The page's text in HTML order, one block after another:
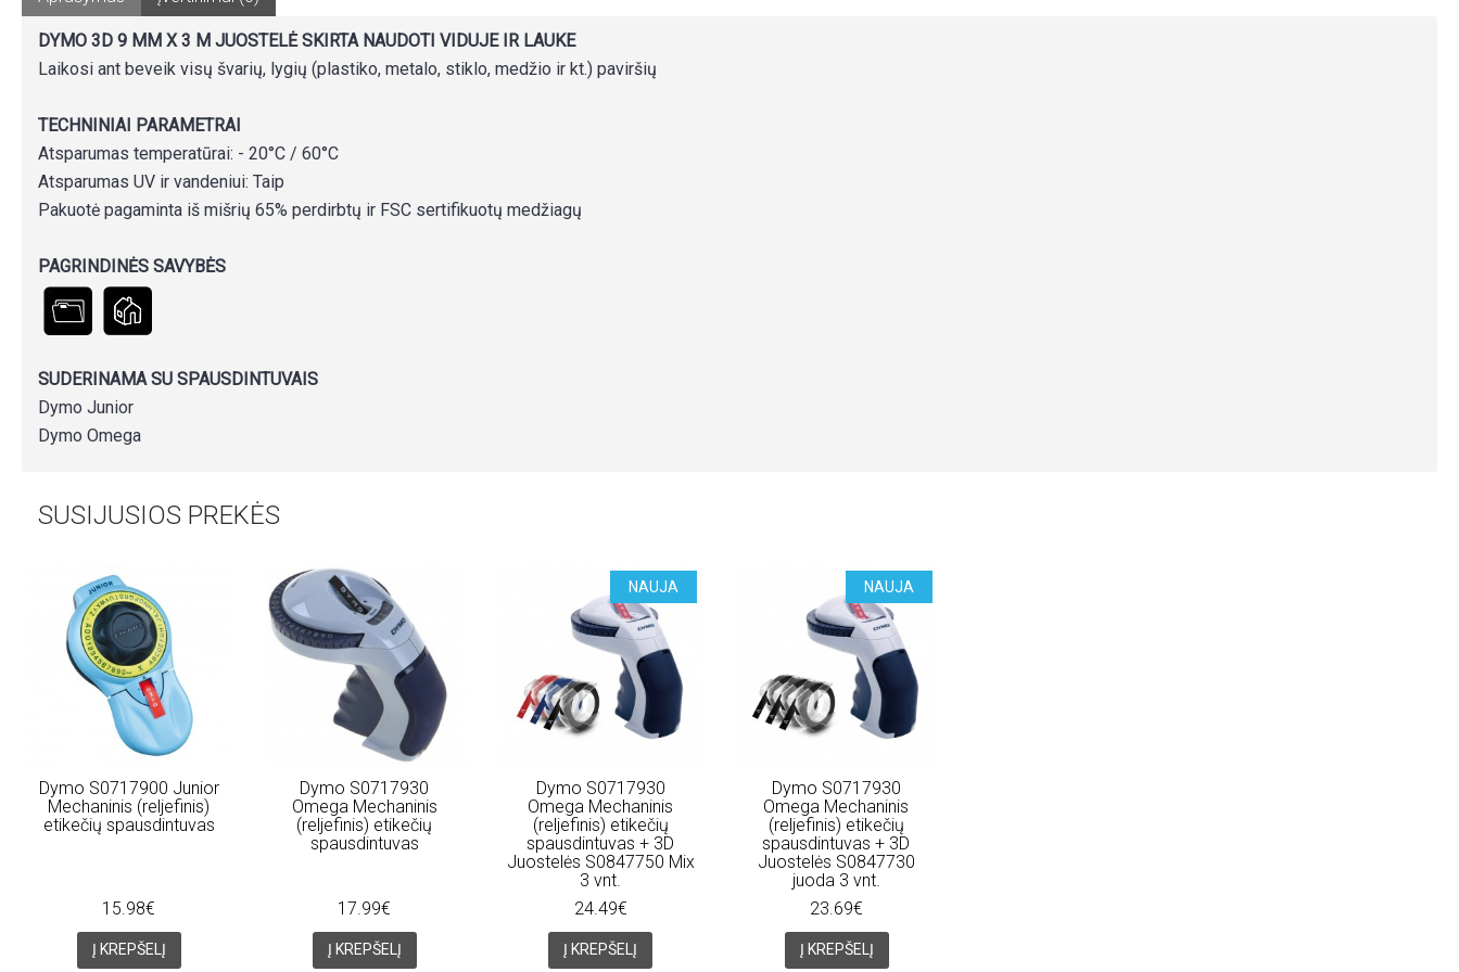
DYMO 3D 9 MM X 3 M JUOSTELĖ SKIRTA NAUDOTI VIDUJE IR LAUKE
Laikosi ant beveik visų švarių, lygių (plastiko, metalo, stiklo, medžio ir kt.) paviršių
TECHNINIAI PARAMETRAI
Atsparumas temperatūrai: - 20°C / 60°C
Atsparumas UV ir vandeniui: Taip
Pakuotė pagaminta iš mišrių 65% perdirbtų ir FSC sertifikuotų medžiagų
PAGRINDINĖS SAVYBĖS
SUDERINAMA SU SPAUSDINTUVAIS
Dymo Junior
Dymo Omega
SUSIJUSIOS PREKĖS
Dymo S0717900 Junior
Mechaninis (reljefinis)
etikečių spausdintuvas
15.98€
Į KREPŠELĮ
Dymo S0717930
Omega Mechaninis
(reljefinis) etikečių
spausdintuvas
17.99€
Į KREPŠELĮ
NAUJA
Dymo S0717930
Omega Mechaninis
(reljefinis) etikečių
spausdintuvas + 3D
Juostelės S0847750 Mix
3 vnt.
24.49€
Į KREPŠELĮ
NAUJA
Dymo S0717930
Omega Mechaninis
(reljefinis) etikečių
spausdintuvas + 3D
Juostelės S0847730
juoda 3 vnt.
23.69€
Į KREPŠELĮ